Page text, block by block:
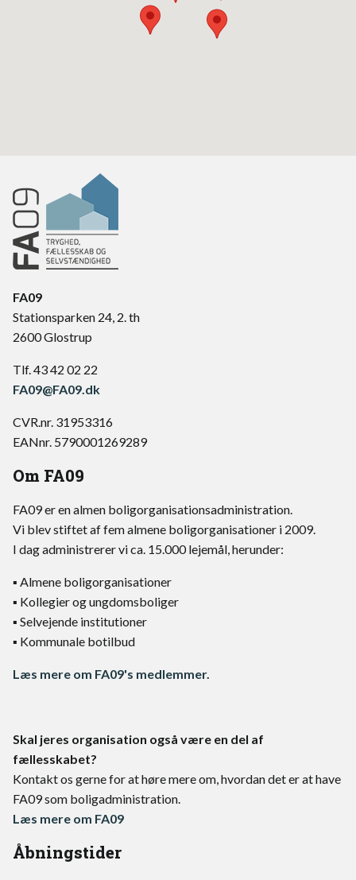
FA09
Stationsparken 24, 2. th
2600 Glostrup
Tlf. 43 42 02 22
FA09@FA09.dk
CVR.nr. 31953316
EANnr. 5790001269289
Om FA09
FA09 er en almen boligorganisationsadministration.
Vi blev stiftet af fem almene boligorganisationer i 2009.
I dag administrerer vi ca. 15.000 lejemål, herunder:
▪ Almene boligorganisationer
▪ Kollegier og ungdomsboliger
▪ Selvejende institutioner
▪ Kommunale botilbud
Læs mere om FA09's medlemmer.
Skal jeres organisation også være en del af
fællesskabet?
Kontakt os gerne for at høre mere om, hvordan det er at have
FA09 som boligadministration.
Læs mere om FA09
Åbningstider